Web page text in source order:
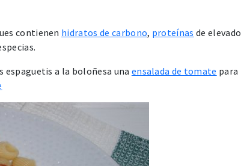
contienen hidratos de carbono, proteínas de elevado
espaguetis a la boloñesa una ensalada de tomate para